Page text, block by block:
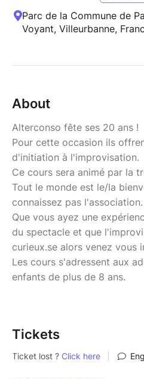
Parc de la Commune de
Voyant, Villeurbanne,
About
Alterconso fête ses 20 ans !
Pour cette occasion ils
d'initiation à l'improvisation.
Ce cours sera animé par la
Tout le monde est le/la
connaissez pas l'association.
Que vous ayez une
du spectacle et que
curieux.se alors venez vous
Les cours s'adressent aux
enfants de plus de 8 ans.
Tickets